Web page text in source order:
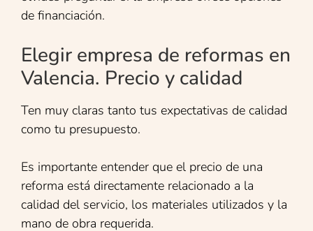
de financiación.
Elegir empresa de reformas en
Valencia. Precio y calidad
Ten muy claras tanto tus expectativas de calidad
como tu presupuesto.
Es importante entender que el precio de una
reforma está directamente relacionado a la
calidad del servicio, los materiales utilizados y la
mano de obra requerida.